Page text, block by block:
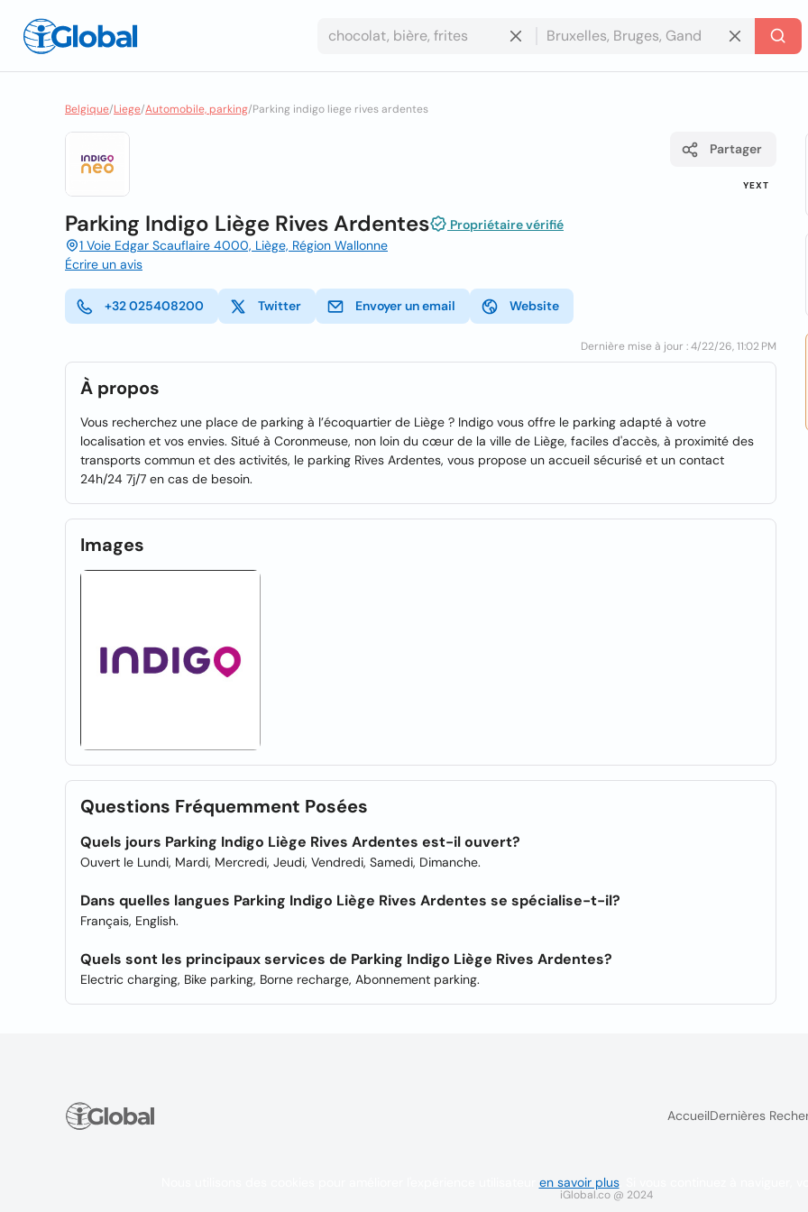
Belgique/Liege/Automobile, parking/Parking indigo liege rives ardentes
YEXT
Partager
Parking Indigo Liège Rives Ardentes
Propriétaire vérifié
1 Voie Edgar Scauflaire 4000, Liège, Région Wallonne
Écrire un avis
+32 025408200 Twitter Envoyer un email Website
Dernière mise à jour : 4/22/26, 11:02 PM
À propos
Vous recherchez une place de parking à l’écoquartier de Liège ? Indigo vous offre le parking adapté à votre
localisation et vos envies. Situé à Coronmeuse, non loin du cœur de la ville de Liège, faciles d'accès, à proximité des
transports commun et des activités, le parking Rives Ardentes, vous propose un accueil sécurisé et un contact
24h/24 7j/7 en cas de besoin.
Images
Questions Fréquemment Posées
Quels jours Parking Indigo Liège Rives Ardentes est-il ouvert?
Ouvert le Lundi, Mardi, Mercredi, Jeudi, Vendredi, Samedi, Dimanche.
Dans quelles langues Parking Indigo Liège Rives Ardentes se spécialise-t-il?
Français, English.
Quels sont les principaux services de Parking Indigo Liège Rives Ardentes?
Electric charging, Bike parking, Borne recharge, Abonnement parking.
AccueilDernières
iGlobal.co @ 2024
en savoir plus. Si vous continuez à naviguer,